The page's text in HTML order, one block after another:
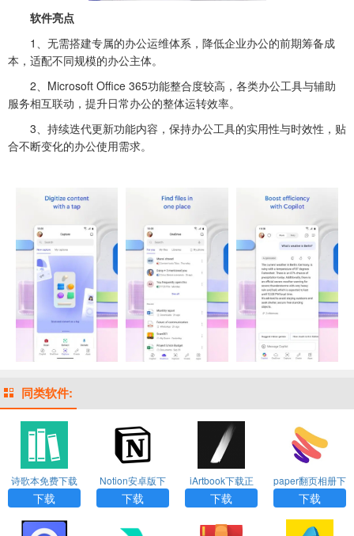
软件亮点
1、无需搭建专属的办公运维体系，降低企业办公的前期筹备成
本，适配不同规模的办公主体。
2、Microsoft Office 365功能整合度较高，各类办公工具与辅助
服务相互联动，提升日常办公的整体运转效率。
3、持续迭代更新功能内容，保持办公工具的实用性与时效性，贴
合不断变化的办公使用需求。
同类软件:
诗歌本免费下载
安装安卓手机版
下载
Notion安卓版下
载
下载
iArtbook下载正
版免费2024
下载
paper翻页相册下
载官方原版
下载